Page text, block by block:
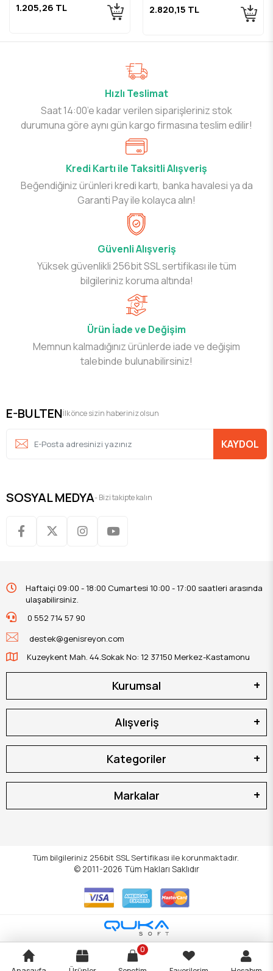
1.205,26 TL 2.820,15 TL
Hızlı Teslimat
Saat 14:00’e kadar verilen siparişleriniz stok
durumuna göre aynı gün kargo firmasına teslim edilir!
Kredi Kartı ile Taksitli Alışveriş
Beğendiğiniz ürünleri kredi kartı, banka havalesi ya da
Garanti Pay ile kolayca alın!
Güvenli Alışveriş
Yüksek güvenlikli 256bit SSL sertifikası ile tüm
bilgileriniz koruma altında!
Ürün İade ve Değişim
Memnun kalmadığınız ürünlerde iade ve değişim
talebinde bulunabilirsiniz!
E-BULTENİlk önce sizin haberiniz olsun
KAYDOL
SOSYAL MEDYA- Bizi takipte kalın
Haftaiçi 09:00 - 18:00 Cumartesi 10:00 - 17:00 saatleri arasında
ulaşabilirsiniz.
0 552 714 57 90
destek@genisreyon.com
Kuzeykent Mah. 44.Sokak No: 12 37150 Merkez-Kastamonu
Kurumsal
Alışveriş
Kategoriler
Markalar
Tüm bilgileriniz 256bit SSL Sertifikası ile korunmaktadır.
© 2011-2026 Tüm Hakları Saklıdır
0